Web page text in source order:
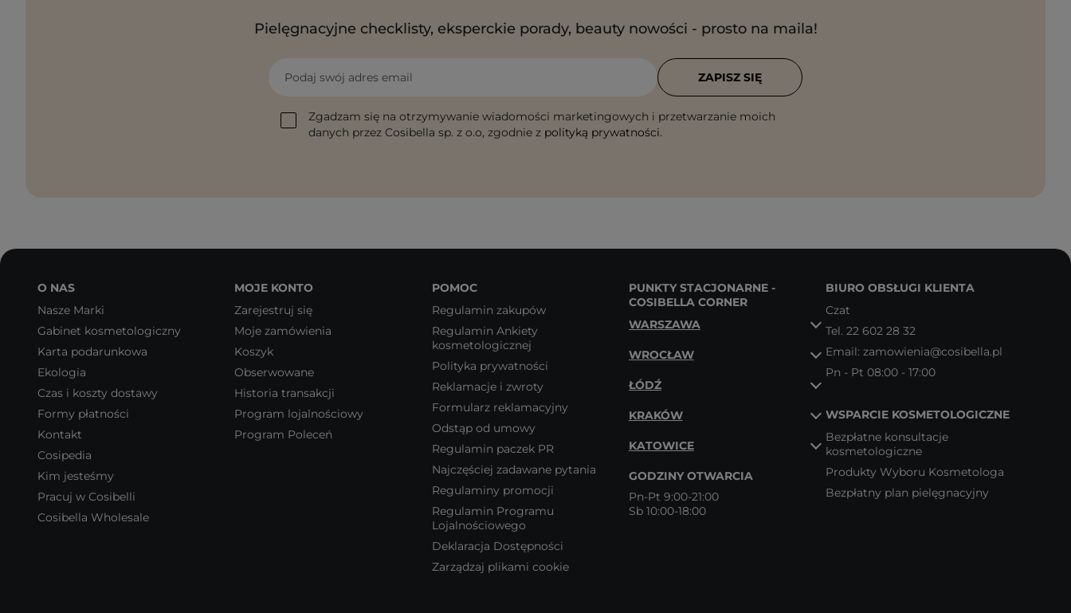
Pielęgnacyjne checklisty, eksperckie porady, beauty nowości - prosto na maila!
Podaj swój adres email
Zgadzam się na otrzymywanie wiadomości marketingowych i przetwarzanie moich
danych przez Cosibella sp. z o.o, zgodnie z polityką prywatności.
ZAPISZ SIĘ
O NAS
Nasze Marki
Gabinet kosmetologiczny
Karta podarunkowa
Ekologia
Czas i koszty dostawy
Formy płatności
Kontakt
Cosipedia
Kim jesteśmy
Pracuj w Cosibelli
Cosibella Wholesale
MOJE KONTO
Zarejestruj się
Moje zamówienia
Koszyk
Obserwowane
Historia transakcji
Program lojalnościowy
Program Poleceń
POMOC
Regulamin zakupów
Regulamin Ankiety
kosmetologicznej
Polityka prywatności
Reklamacje i zwroty
Formularz reklamacyjny
Odstąp od umowy
Regulamin paczek PR
Najczęściej zadawane pytania
Regulaminy promocji
Regulamin Programu
Lojalnościowego
Deklaracja Dostępności
Zarządzaj plikami cookie
PUNKTY STACJONARNE -
COSIBELLA CORNER
WARSZAWA
WROCŁAW
ŁÓDŹ
KRAKÓW
KATOWICE
GODZINY OTWARCIA
Pn-Pt 9:00-21:00
Sb 10:00-18:00
BIURO OBSŁUGI KLIENTA
Czat
Tel. 22 602 28 32
Email: zamowienia@cosibella.pl
Pn - Pt 08:00 - 17:00
WSPARCIE KOSMETOLOGICZNE
Bezpłatne konsultacje
kosmetologiczne
Produkty Wyboru Kosmetologa
Bezpłatny plan pielęgnacyjny